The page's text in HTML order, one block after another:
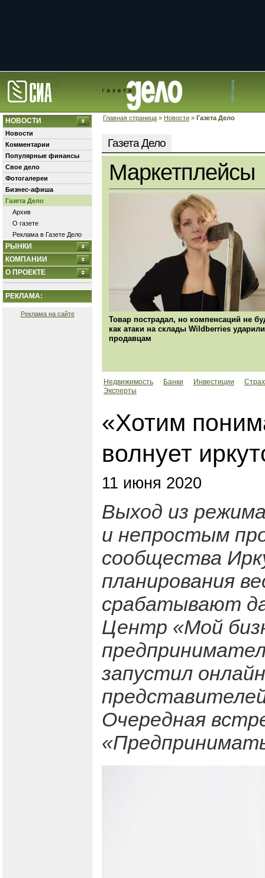
Главная страница » Новости » Газета Дело
НОВОСТИ
Новости
Комментарии
Популярные финансы
Свое дело
Фотогалереи
Бизнес-афиша
Газета Дело
Архив
О газете
Реклама в Газете Дело
РЫНКИ
КОМПАНИИ
О ПРОЕКТЕ
РЕКЛАМА:
Реклама на сайте
Газета Дело
Маркетплейсы
Товар пострадал, но компенсаций не
как атаки на склады Wildberries
продавцам
Недвижимость Банки Инвестиции
Эксперты
«Хотим
волнует
11 июня 2020
Выход из
и непростым
сообщества
планирования
срабатывают
Центр «Мой
запустил
Очередная